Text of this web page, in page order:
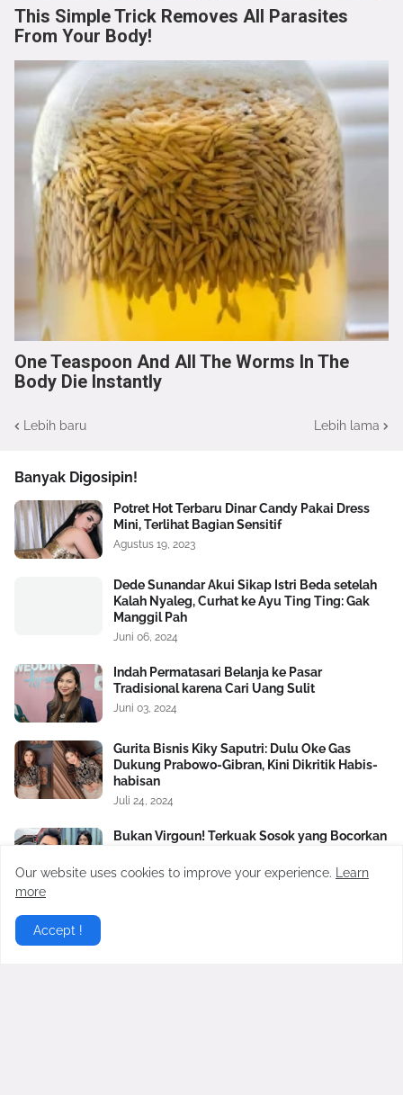
This Simple Trick Removes All Parasites
From Your Body!
One Teaspoon And All The Worms In The
Body Die Instantly
Lebih baru Lebih lama
Banyak Digosipin!
Potret Hot Terbaru Dinar Candy Pakai Dress
Mini, Terlihat Bagian Sensitif
Agustus 19, 2023
Dede Sunandar Akui Sikap Istri Beda setelah
Kalah Nyaleg, Curhat ke Ayu Ting Ting: Gak
Manggil Pah
Juni 06, 2024
Indah Permatasari Belanja ke Pasar
Tradisional karena Cari Uang Sulit
Juni 03, 2024
Gurita Bisnis Kiky Saputri: Dulu Oke Gas
Dukung Prabowo-Gibran, Kini Dikritik Habis-
habisan
Juli 24, 2024
Bukan Virgoun! Terkuak Sosok yang Bocorkan
Insanul Fahmi ke Mawa
Our website uses cookies to improve your experience.
Learn
more
Accept !